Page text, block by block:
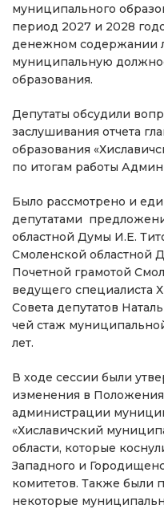
муниципального
период 2027 и 2028
денежном содержании
муниципальную
образования.
Депутаты обсудили
заслушивания отчета
образования
по итогам работы
Было рассмотрено и
депутатами
областной Думы И.Е.
Смоленской областной
Почетной грамотой
ведущего специалиста
Совета депутатов
чей стаж
лет.
В ходе сессии были
изменения в
администрации
«Хиславичский
области, которые
Западного и
комитетов. Также были
некоторые